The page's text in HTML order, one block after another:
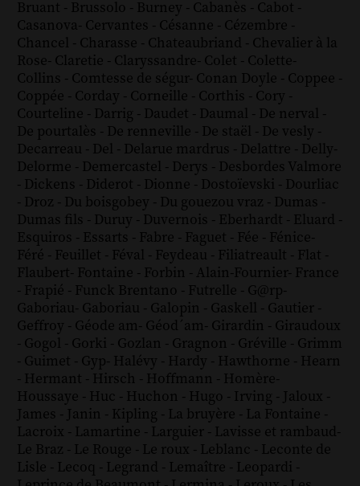
Bruant - Brussolo - Burney - Cabanès - Cabot -
Casanova- Cervantes - Césanne - Cézembre -
Chancel - Charasse - Chateaubriand - Chevalier à la
Rose- Claretie - Claryssandre- Colet - Colette-
Collins - Comtesse de ségur- Conan Doyle - Coppee -
Coppée - Corday - Corneille - Corthis - Cory -
Courteline - Darrig - Daudet - Daumal - De nerval -
De pourtalès - De renneville - De staël - De vesly -
Decarreau - Del - Delarue mardrus - Delattre - Delly-
Delorme - Demercastel - Derys - Desbordes Valmore
- Dickens - Diderot - Dionne - Dostoïevski - Dourliac
- Droz - Du boisgobey - Du gouezou vraz - Dumas -
Dumas fils - Duruy - Duvernois - Eberhardt - Eluard -
Esquiros - Essarts - Fabre - Faguet - Fée - Fénice-
Féré - Feuillet - Féval - Feydeau - Filiatreault - Flat -
Flaubert- Fontaine - Forbin - Alain-Fournier- France
- Frapié - Funck Brentano - Futrelle - G@rp-
Gaboriau- Gaboriau - Galopin - Gaskell - Gautier -
Geffroy - Géode am- Géod´am- Girardin - Giraudoux
- Gogol - Gorki - Gozlan - Gragnon - Gréville - Grimm
- Guimet - Gyp- Halévy - Hardy - Hawthorne - Hearn
- Hermant - Hirsch - Hoffmann - Homère-
Houssaye - Huc - Huchon - Hugo - Irving - Jaloux -
James - Janin - Kipling - La bruyère - La Fontaine -
Lacroix - Lamartine - Larguier - Lavisse et rambaud-
Le Braz - Le Rouge - Le roux - Leblanc - Leconte de
Lisle - Lecoq - Legrand - Lemaître - Leopardi -